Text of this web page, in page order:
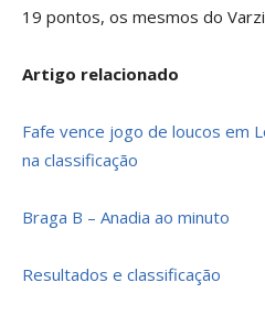
19 pontos, os mesmos do
Artigo relacionado
Fafe vence jogo de loucos em
na classificação
Braga B – Anadia ao minuto
Resultados e classificação